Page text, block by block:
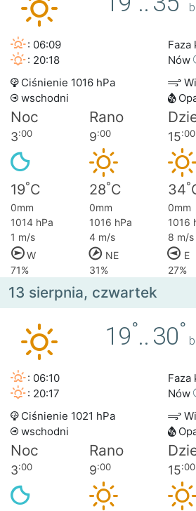
: 06:09
: 20:18
Faza
Nów
Ciśnienie 1016 hPa
wschodni
Noc Rano
3:00 9:00 15:00
19°C 28°C 34°
0mm 0mm 0mm
1014 hPa
1016 hPa 1016
1 m/s
4 m/s 8 m/s
W
NE E
71%
31% 27%
13 sierpnia, czwartek
19°.. 30°
: 06:10
: 20:17
Faza
Nów
Ciśnienie 1021 hPa
wschodni
Noc Rano
3:00 9:00 15:00